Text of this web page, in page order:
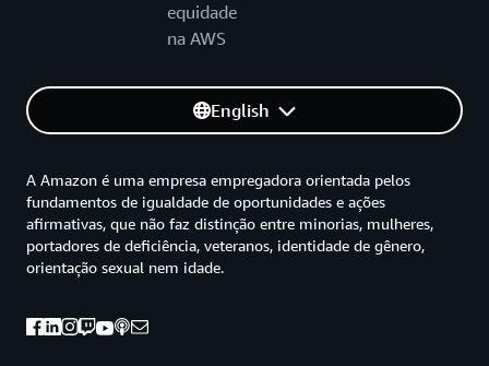
equidade
na AWS
English
A Amazon é uma empresa empregadora orientada pelos
fundamentos de igualdade de oportunidades e ações
afirmativas, que não faz distinção entre minorias, mulheres,
portadores de deficiência, veteranos, identidade de gênero,
orientação sexual nem idade.